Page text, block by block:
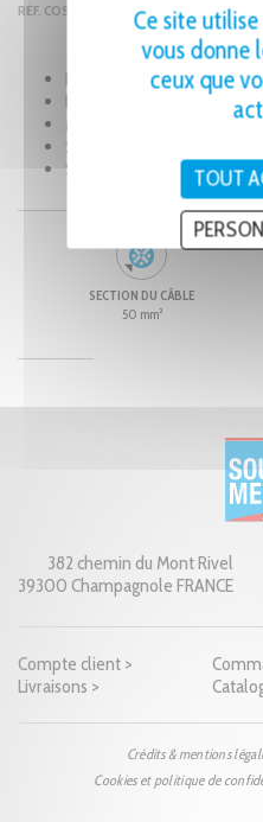
RÉF. COSSE À SERTIR POUR CÂBLE DE
Pour câble de 50mm 2M10
Norme NFC 20-130
Matière : tube en cuivre
Surface étamée par
Standard : avec trou
SECTION DU CÂBLE
50 mm²
382 chemin du Mont Rivel
39300 Champagnole FRANCE
Compte client >
Livraisons >
Crédits & mentions
Cookies et politique de
Ce site
vous donne
ceux que
TOUT